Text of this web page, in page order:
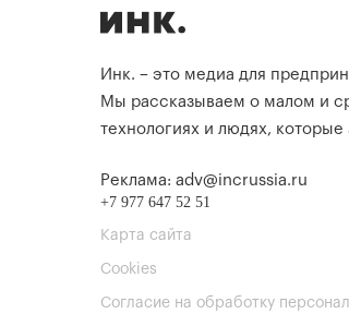
Инк. – это медиа для
Мы рассказываем о малом и
технологиях и людях, которые
Реклама: adv@incrussia.ru
+7 977 647 52 51
Карта сайта
Cookies
Согласие на обработку